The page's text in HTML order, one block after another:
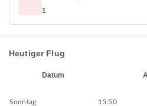
1
Heutiger Flug
Datum
Sonntag
15:50